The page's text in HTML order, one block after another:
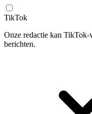
TikTok
Onze redactie kan TikTok-
berichten.